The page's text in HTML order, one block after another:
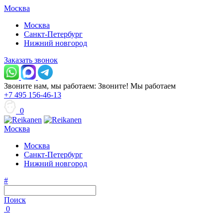
Москва
Москва
Санкт-Петербург
Нижний новгород
Заказать звонок
Звоните нам, мы работаем: Звоните! Мы работаем
+7 495 156-46-13
0
Москва
Москва
Санкт-Петербург
Нижний новгород
#
Поиск
0